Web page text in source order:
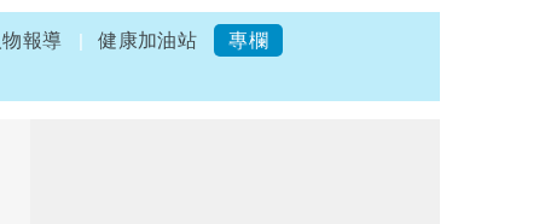
物報導 健康加油站
專欄